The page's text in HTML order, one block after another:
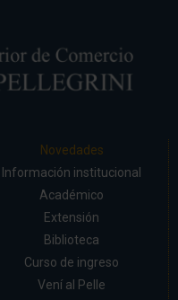
Novedades
Información institucional
Académico
Extensión
Biblioteca
Curso de ingreso
Vení al Pelle